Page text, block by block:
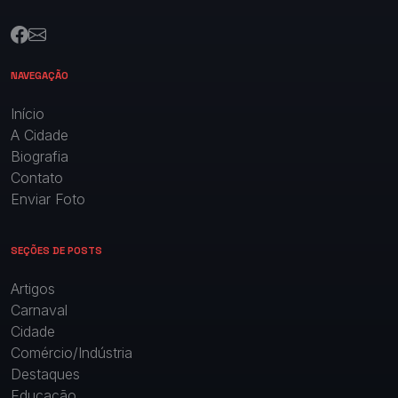
NAVEGAÇÃO
Início
A Cidade
Biografia
Contato
Enviar Foto
SEÇÕES DE POSTS
Artigos
Carnaval
Cidade
Comércio/Indústria
Destaques